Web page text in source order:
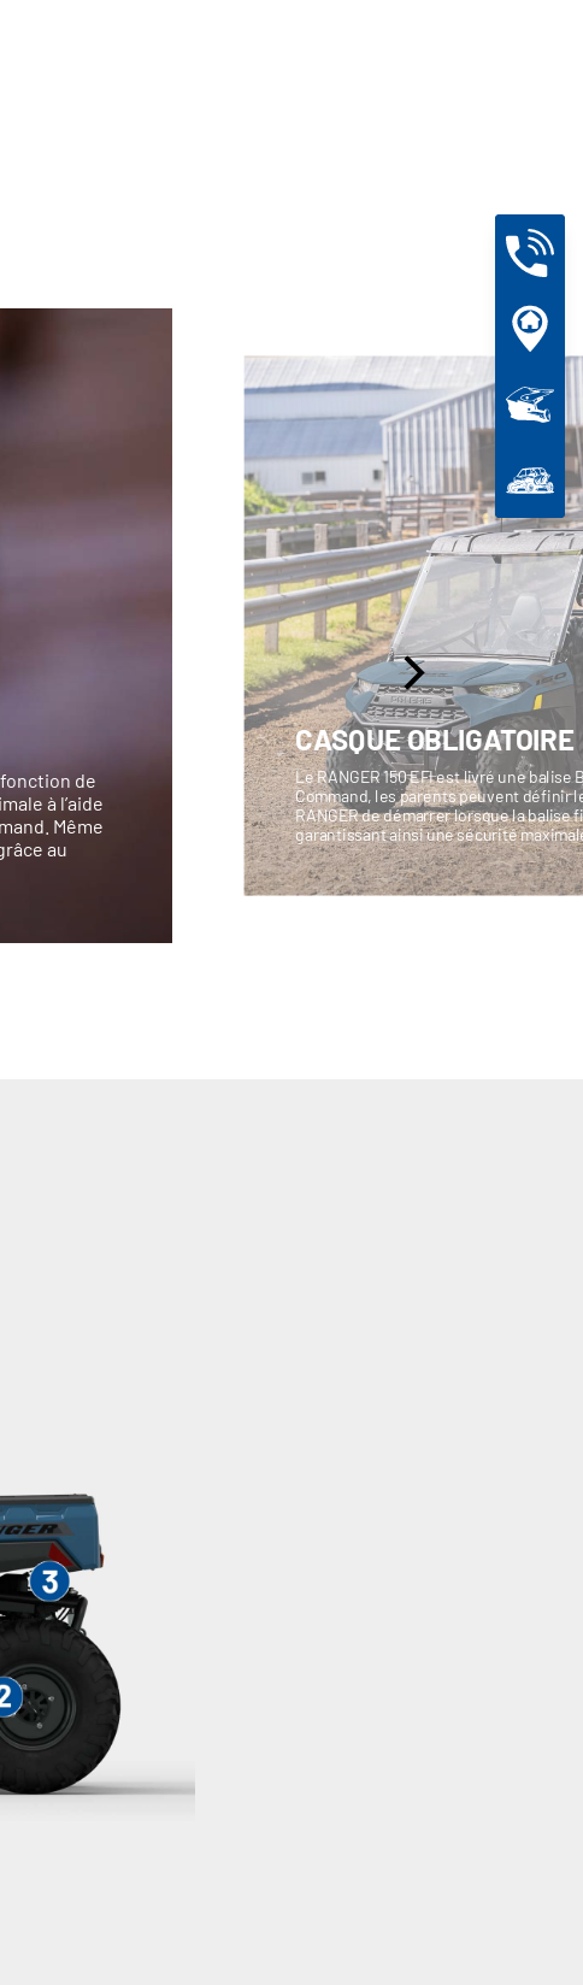
de
à l’aide
Même
au
CASQUE OBLIGATOIRE
Le RANGER 150 EFI est livré une balise
Command, les parents peuvent définir
RANGER de démarrer lorsque la balise
garantissant ainsi une sécurité